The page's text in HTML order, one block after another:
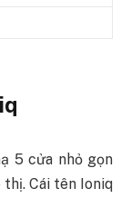
5 cửa nhỏ gọn
Cái tên Ioniq